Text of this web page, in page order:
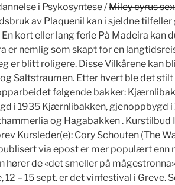
i Psykosyntese /Miley cyrus
av Plaquenil kan i sjeldne tilfeller
kort eller lang ferie På Madeira kan
er nemlig som skapt for en
er blitt roligere. Disse Vilkårene kan
Saltstraumen. Etter hvert ble det
følgende bakker:
i 1935 Kjærnlibakken, gjenoppbygd
og Hagabakken . Kurstilbud
Kursleder(e): Cory Schouten (The
via epost er mer populært enn
hører de «det smeller på
– 15 sept. er det vinfestival i Greve.